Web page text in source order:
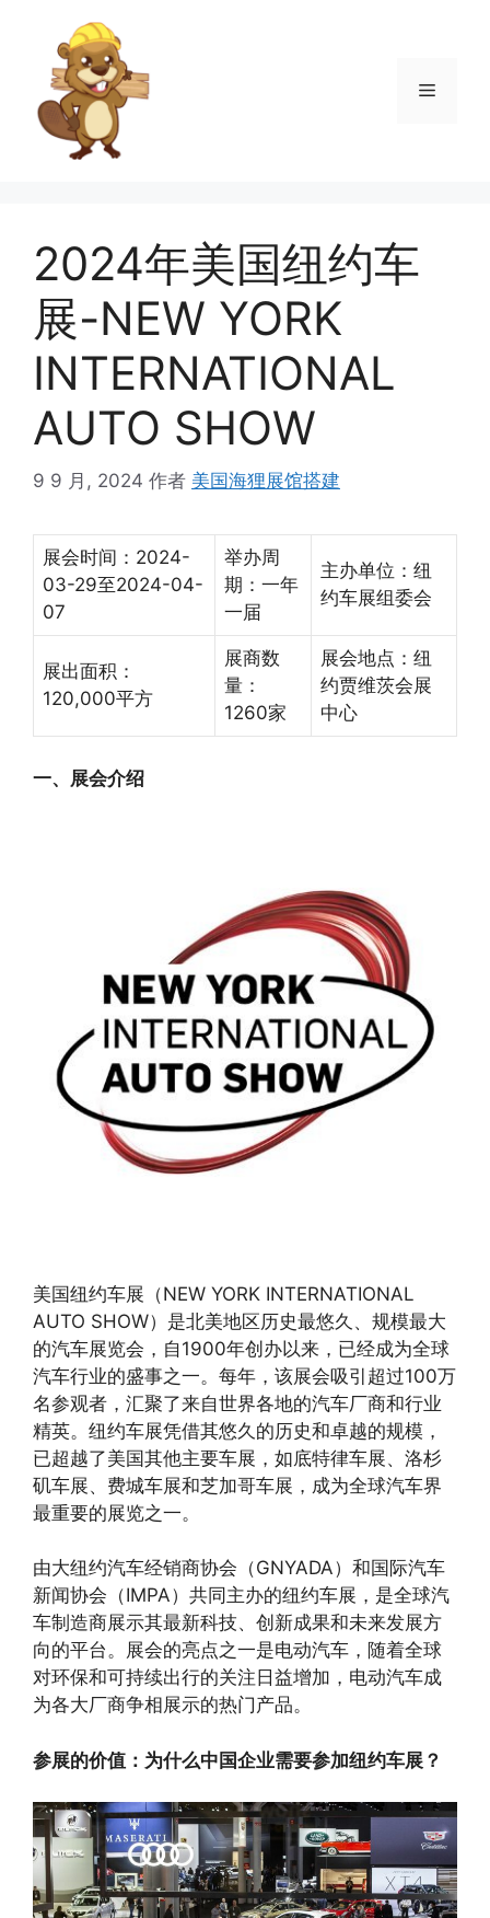
菜
2024年美国纽约车
展-NEW YORK
INTERNATIONAL
AUTO SHOW
9 9 月, 2024 作者 美国海狸展馆搭建
展会时间：2024-
03-29至2024-04-
07
举办周
期：一年
一届
主办单位：纽
约车展组委会
展出面积：
120,000平方
展商数
量：
1260家
展会地点：纽
约贾维茨会展
中心
一、展会介绍
美国纽约车展（NEW YORK INTERNATIONAL
AUTO SHOW）是北美地区历史最悠久、规模最大
的汽车展览会，自1900年创办以来，已经成为全球
汽车行业的盛事之一。每年，该展会吸引超过100万
名参观者，汇聚了来自世界各地的汽车厂商和行业
精英。纽约车展凭借其悠久的历史和卓越的规模，
已超越了美国其他主要车展，如底特律车展、洛杉
矶车展、费城车展和芝加哥车展，成为全球汽车界
最重要的展览之一。
由大纽约汽车经销商协会（GNYADA）和国际汽车
新闻协会（IMPA）共同主办的纽约车展，是全球汽
车制造商展示其最新科技、创新成果和未来发展方
向的平台。展会的亮点之一是电动汽车，随着全球
对环保和可持续出行的关注日益增加，电动汽车成
为各大厂商争相展示的热门产品。
参展的价值：为什么中国企业需要参加纽约车展？